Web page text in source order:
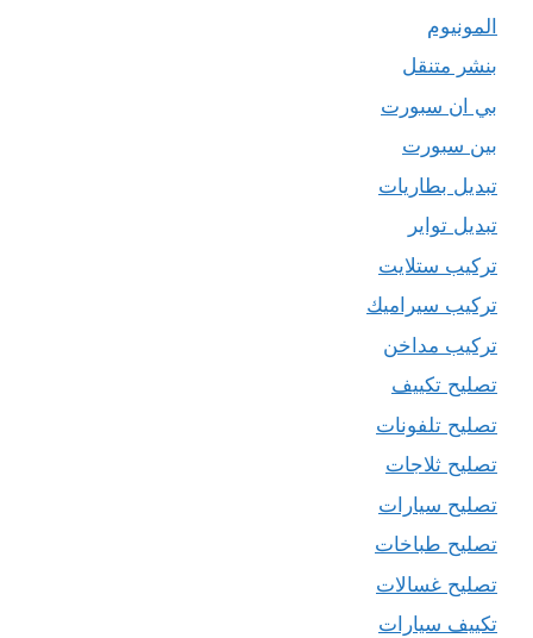
المونيوم
بنشر متنقل
بي ان سبورت
بين سبورت
تبديل بطاريات
تبديل تواير
تركيب ستلايت
تركيب سيراميك
تركيب مداخن
تصليح تكييف
تصليح تلفونات
تصليح ثلاجات
تصليح سيارات
تصليح طباخات
تصليح غسالات
تكييف سيارات